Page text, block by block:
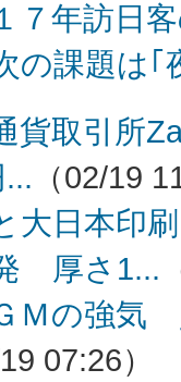
７年訪日
課題は｢
貨取引所
（02/19
大日本印
厚さ1...
Ｍの強気
07:26）